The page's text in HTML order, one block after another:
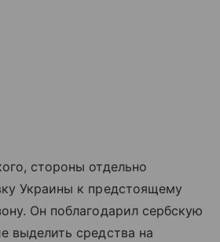
стороны отдельно
Украины к предстоящему
Он поблагодарил сербскую
выделить средства на